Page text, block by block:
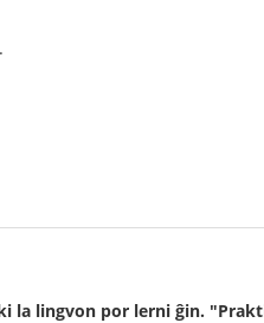
la lingvon por lerni ĝin.